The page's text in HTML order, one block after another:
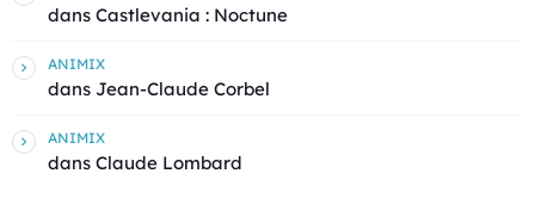
dans Castlevania : Noctune
ANIMIX
dans Jean-Claude Corbel
ANIMIX
dans Claude Lombard